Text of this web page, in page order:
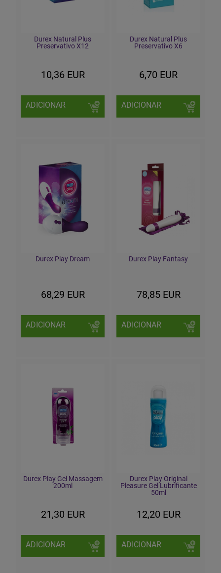
Durex Natural Plus
Preservativo X12
10,36 EUR
ADICIONAR
Durex Natural Plus
Preservativo X6
6,70 EUR
ADICIONAR
Durex Play Dream
68,29 EUR
ADICIONAR
Durex Play Fantasy
78,85 EUR
ADICIONAR
Durex Play Gel Massagem
200ml
21,30 EUR
ADICIONAR
Durex Play Original
Pleasure Gel Lubrificante
50ml
12,20 EUR
ADICIONAR